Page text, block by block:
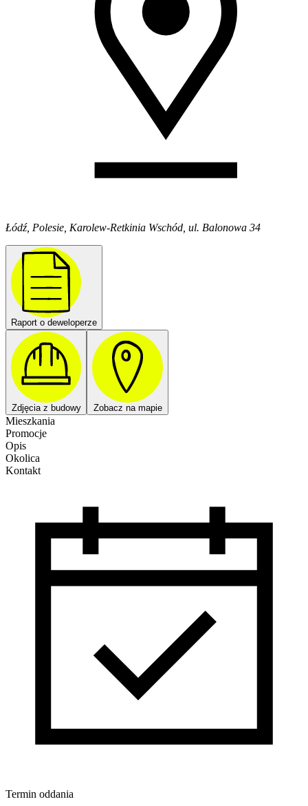
Łódź, Polesie, Karolew-Retkinia Wschód, ul. Balonowa 34
Raport o deweloperze
Zdjęcia z budowy Zobacz na mapie
Mieszkania
Promocje
Opis
Okolica
Kontakt
Termin oddania